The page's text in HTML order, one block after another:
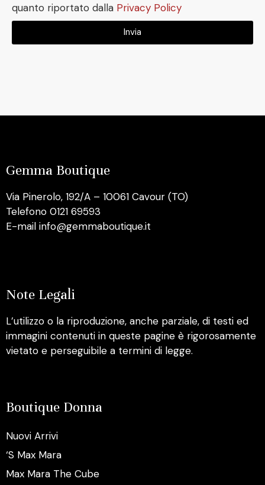
quanto riportato dalla Privacy Policy
Invia
Gemma Boutique
Via Pinerolo, 192/A – 10061 Cavour (TO)
Telefono 0121 69593
E-mail info@gemmaboutique.it
Note Legali
L’utilizzo o la riproduzione, anche parziale, di testi ed
immagini contenuti in queste pagine è rigorosamente
vietato e perseguibile a termini di legge.
Boutique Donna
Nuovi Arrivi
‘S Max Mara
Max Mara The Cube